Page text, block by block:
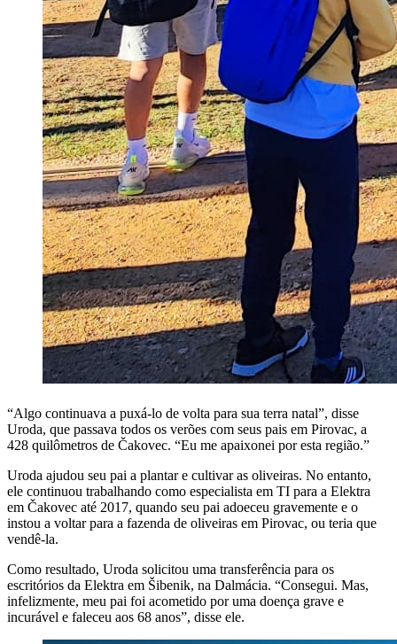
“Algo continuava a puxá-lo de volta para sua terra natal”, disse
Uroda, que passava todos os verões com seus pais em Pirovac, a
428 quilômetros de Čakovec. “Eu me apaixonei por esta região.”
Uroda ajudou seu pai a plantar e cultivar as oliveiras. No entanto,
ele continuou trabalhando como especialista em TI para a Elektra
em Čakovec até 2017, quando seu pai adoeceu gravemente e o
instou a voltar para a fazenda de oliveiras em Pirovac, ou teria que
vendê-la.
Como resultado, Uroda solicitou uma transferência para os
escritórios da Elektra em Šibenik, na Dalmácia. “Consegui. Mas,
infelizmente, meu pai foi acometido por uma doença grave e
incurável e faleceu aos 68 anos”, disse ele.